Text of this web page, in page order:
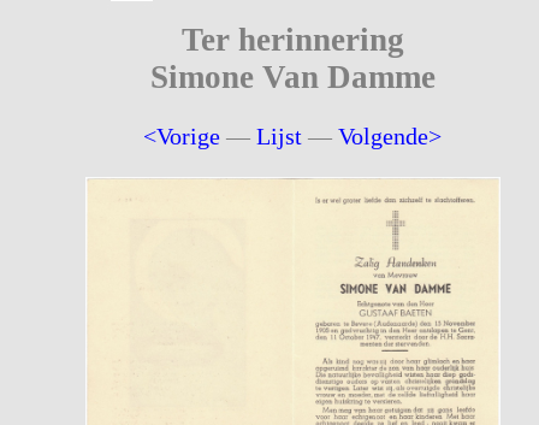
Ter herinnering
Simone Van Damme
<Vorige —Lijst —Volgende>